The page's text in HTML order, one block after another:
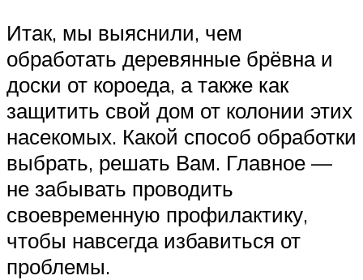
Итак, мы выяснили, чем
обработать деревянные брёвна и
доски от короеда, а также как
защитить свой дом от колонии этих
насекомых. Какой способ обработки
выбрать, решать Вам. Главное —
не забывать проводить
своевременную профилактику,
чтобы навсегда избавиться от
проблемы.